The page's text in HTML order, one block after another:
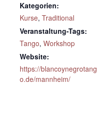
Kategorien:
Kurse, Traditional
Veranstaltung-Tags:
Tango, Workshop
Website:
https://blancoynegrotang
o.de/mannheim/